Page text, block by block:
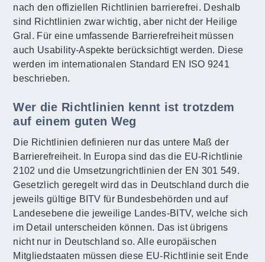
nach den offiziellen Richtlinien barrierefrei. Deshalb
sind Richtlinien zwar wichtig, aber nicht der Heilige
Gral. Für eine umfassende Barrierefreiheit müssen
auch Usability-Aspekte berücksichtigt werden. Diese
werden im internationalen Standard EN ISO 9241
beschrieben.
Wer die Richtlinien kennt ist trotzdem
auf einem guten Weg
Die Richtlinien definieren nur das untere Maß der
Barrierefreiheit. In Europa sind das die EU-Richtlinie
2102 und die Umsetzungrichtlinien der EN 301 549.
Gesetzlich geregelt wird das in Deutschland durch die
jeweils gültige BITV für Bundesbehörden und auf
Landesebene die jeweilige Landes-BITV, welche sich
im Detail unterscheiden können. Das ist übrigens
nicht nur in Deutschland so. Alle europäischen
Mitgliedstaaten müssen diese EU-Richtlinie seit Ende